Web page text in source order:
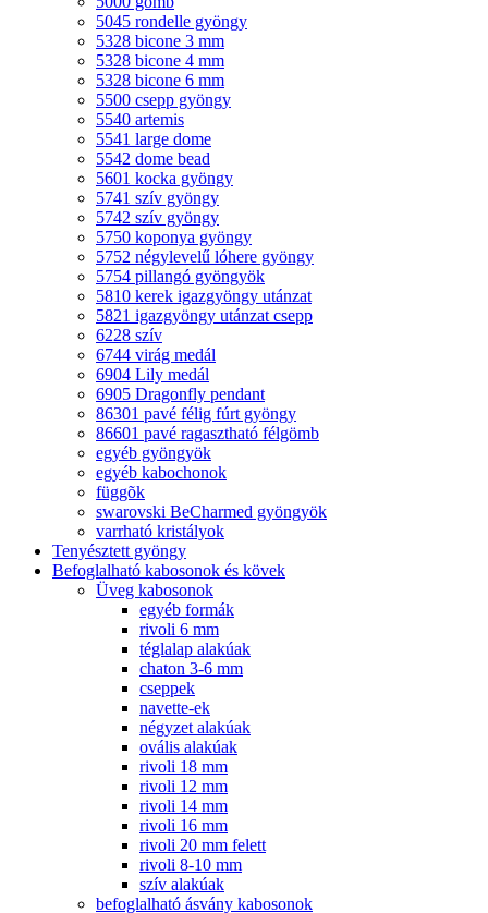
5045 rondelle gyöngy
5328 bicone 3 mm
5328 bicone 4 mm
5328 bicone 6 mm
5500 csepp gyöngy
5540 artemis
5541 large dome
5542 dome bead
5601 kocka gyöngy
5741 szív gyöngy
5742 szív gyöngy
5750 koponya gyöngy
5752 négylevelű lóhere gyöngy
5754 pillangó gyöngyök
5810 kerek igazgyöngy utánzat
5821 igazgyöngy utánzat csepp
6228 szív
6744 virág medál
6904 Lily medál
6905 Dragonfly pendant
86301 pavé félig fúrt gyöngy
86601 pavé ragasztható félgömb
egyéb gyöngyök
egyéb kabochonok
függõk
swarovski BeCharmed gyöngyök
varrható kristályok
Tenyésztett gyöngy
Befoglalható kabosonok és kövek
Üveg kabosonok
egyéb formák
rivoli 6 mm
téglalap alakúak
chaton 3-6 mm
cseppek
navette-ek
négyzet alakúak
ovális alakúak
rivoli 18 mm
rivoli 12 mm
rivoli 14 mm
rivoli 16 mm
rivoli 20 mm felett
rivoli 8-10 mm
szív alakúak
befoglalható ásvány kabosonok